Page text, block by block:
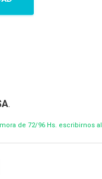
.
de 72/96 Hs. escribirnos al